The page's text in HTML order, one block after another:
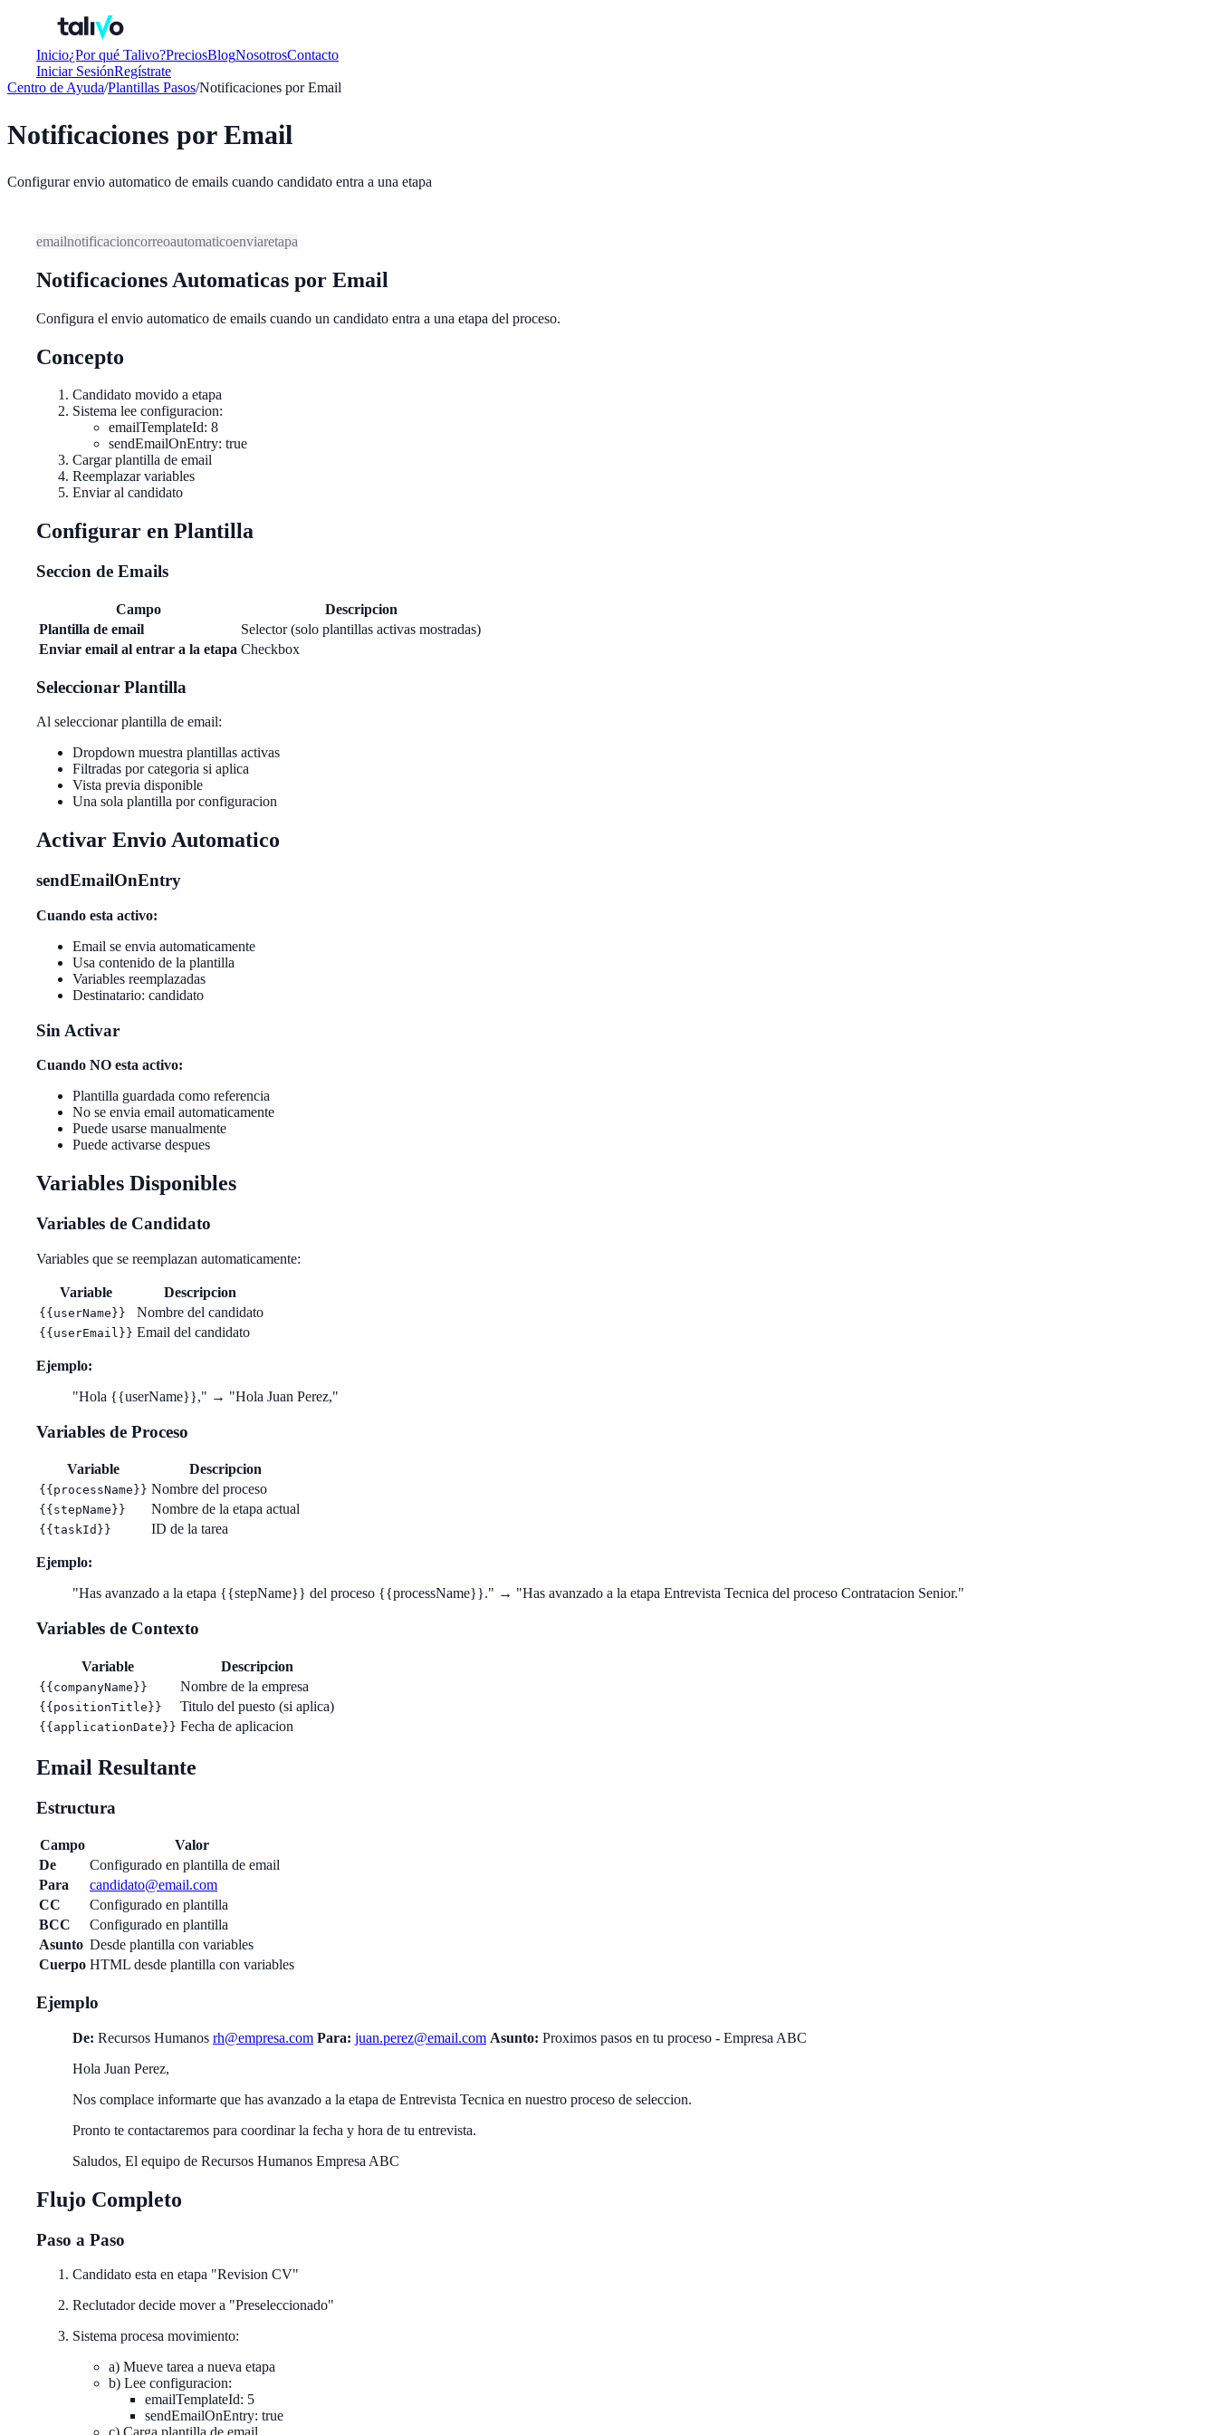
Inicio¿Por qué Talivo?PreciosBlogNosotrosContacto
Iniciar SesiónRegístrate
Centro de Ayuda/Plantillas Pasos/Notificaciones por Email
Notificaciones por Email
Configurar envio automatico de emails cuando candidato entra a una etapa
emailnotificacioncorreoautomaticoenviaretapa
Notificaciones Automaticas por Email
Configura el envio automatico de emails cuando un candidato entra a una etapa del proceso.
Concepto
Candidato movido a etapa
Sistema lee configuracion:
emailTemplateId: 8
sendEmailOnEntry: true
Cargar plantilla de email
Reemplazar variables
Enviar al candidato
Configurar en Plantilla
Seccion de Emails
Campo
Descripcion
Plantilla de email
Selector (solo plantillas activas mostradas)
Enviar email al entrar a la etapa Checkbox
Seleccionar Plantilla
Al seleccionar plantilla de email:
Dropdown muestra plantillas activas
Filtradas por categoria si aplica
Vista previa disponible
Una sola plantilla por configuracion
Activar Envio Automatico
sendEmailOnEntry
Cuando esta activo:
Email se envia automaticamente
Usa contenido de la plantilla
Variables reemplazadas
Destinatario: candidato
Sin Activar
Cuando NO esta activo:
Plantilla guardada como referencia
No se envia email automaticamente
Puede usarse manualmente
Puede activarse despues
Variables Disponibles
Variables de Candidato
Variables que se reemplazan automaticamente:
Variable Descripcion
{{userName}} Nombre del candidato
{{userEmail}} Email del candidato
Ejemplo:
"Hola {{userName}}," → "Hola Juan Perez,"
Variables de Proceso
Variable Descripcion
{{processName}} Nombre del proceso
{{stepName}} Nombre de la etapa actual
{{taskId}} ID de la tarea
Ejemplo:
"Has avanzado a la etapa {{stepName}} del proceso {{processName}}." → "Has avanzado a la etapa Entrevista Tecnica del proceso Contratacion Senior."
Variables de Contexto
Variable Descripcion
{{companyName}} Nombre de la empresa
{{positionTitle}} Titulo del puesto (si aplica)
{{applicationDate}} Fecha de aplicacion
Email Resultante
Estructura
Campo
Valor
De
Configurado en plantilla de email
Para
candidato@email.com
CC
Configurado en plantilla
BCC
Configurado en plantilla
Asunto Desde plantilla con variables
Cuerpo HTML desde plantilla con variables
Ejemplo
De: Recursos Humanos rh@empresa.com Para: juan.perez@email.com Asunto: Proximos pasos en tu proceso - Empresa ABC
Hola Juan Perez,
Nos complace informarte que has avanzado a la etapa de Entrevista Tecnica en nuestro proceso de seleccion.
Pronto te contactaremos para coordinar la fecha y hora de tu entrevista.
Saludos, El equipo de Recursos Humanos Empresa ABC
Flujo Completo
Paso a Paso
Candidato esta en etapa "Revision CV"
Reclutador decide mover a "Preseleccionado"
Sistema procesa movimiento:
a) Mueve tarea a nueva etapa
b) Lee configuracion:
emailTemplateId: 5
sendEmailOnEntry: true